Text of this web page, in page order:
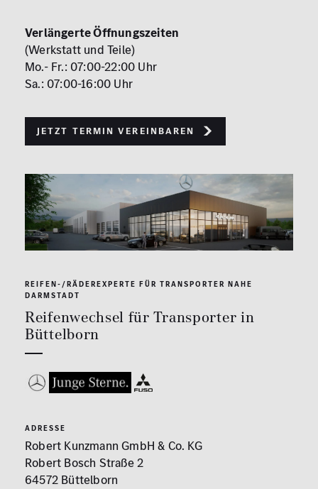
Verlängerte Öffnungszeiten
(Werkstatt und Teile)
Mo.- Fr.: 07:00-22:00 Uhr
Sa.: 07:00-16:00 Uhr
Jetzt Termin vereinbaren
REIFEN-/RÄDEREXPERTE FÜR TRANSPORTER NAHE
DARMSTADT
Reifenwechsel für Transporter in
Büttelborn
ADRESSE
Robert Kunzmann GmbH & Co. KG
Robert Bosch Straße 2
64572 Büttelborn